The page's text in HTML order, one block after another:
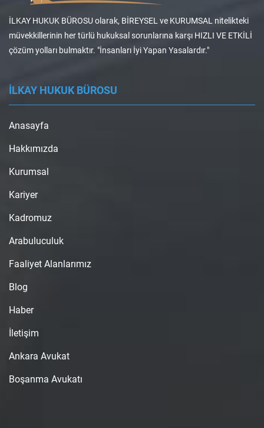
İLKAY HUKUK BÜROSU olarak, BİREYSEL ve KURUMSAL nitelikteki
müvekkillerinin her türlü hukuksal sorunlarına karşı HIZLI VE ETKİLİ
çözüm yolları bulmaktır. "İnsanları İyi Yapan Yasalardır."
İLKAY HUKUK BÜROSU
Anasayfa
Hakkımızda
Kurumsal
Kariyer
Kadromuz
Arabuluculuk
Faaliyet Alanlarımız
Blog
Haber
İletişim
Ankara Avukat
Boşanma Avukatı